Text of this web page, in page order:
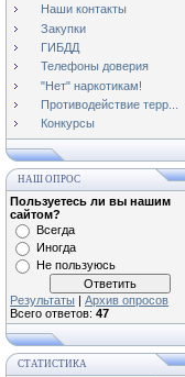
Наши контакты
Закупки
ГИБДД
Телефоны доверия
"Нет" наркотикам!
Противодействие терр...
Конкурсы
НАШ ОПРОС
Пользуетесь ли вы нашим
сайтом?
Всегда
Иногда
Не пользуюсь
Результаты | Архив опросов
Всего ответов: 47
СТАТИСТИКА